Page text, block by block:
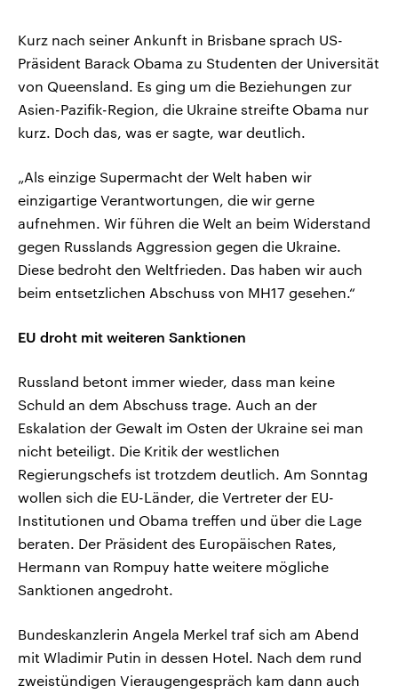
Kurz nach seiner Ankunft in Brisbane sprach US-
Präsident Barack Obama zu Studenten der Universität
von Queensland. Es ging um die Beziehungen zur
Asien-Pazifik-Region, die Ukraine streifte Obama nur
kurz. Doch das, was er sagte, war deutlich.
„Als einzige Supermacht der Welt haben wir
einzigartige Verantwortungen, die wir gerne
aufnehmen. Wir führen die Welt an beim Widerstand
gegen Russlands Aggression gegen die Ukraine.
Diese bedroht den Weltfrieden. Das haben wir auch
beim entsetzlichen Abschuss von MH17 gesehen.“
EU droht mit weiteren Sanktionen
Russland betont immer wieder, dass man keine
Schuld an dem Abschuss trage. Auch an der
Eskalation der Gewalt im Osten der Ukraine sei man
nicht beteiligt. Die Kritik der westlichen
Regierungschefs ist trotzdem deutlich. Am Sonntag
wollen sich die EU-Länder, die Vertreter der EU-
Institutionen und Obama treffen und über die Lage
beraten. Der Präsident des Europäischen Rates,
Hermann van Rompuy hatte weitere mögliche
Sanktionen angedroht.
Bundeskanzlerin Angela Merkel traf sich am Abend
mit Wladimir Putin in dessen Hotel. Nach dem rund
zweistündigen Vieraugengespräch kam dann auch